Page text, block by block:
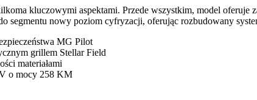
kluczowymi aspektami. Przede wszystkim, model oferuje
segmentu nowy poziom cyfryzacji, oferując rozbudowany
MG Pilot
grillem Stellar Field
materiałami
o mocy 258 KM